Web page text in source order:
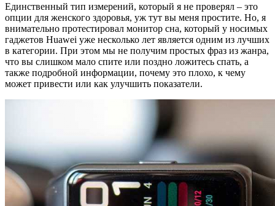
Единственный тип измерений, который я не проверял – это
опции для женского здоровья, уж тут вы меня простите. Но, я
внимательно протестировал монитор сна, который у носимых
гаджетов Huawei уже несколько лет является одним из лучших
в категории. При этом мы не получим простых фраз из жанра,
что вы слишком мало спите или поздно ложитесь спать, а
также подробной информации, почему это плохо, к чему
может привести или как улучшить показатели.